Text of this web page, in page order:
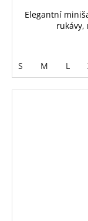
Elegantní
S M L